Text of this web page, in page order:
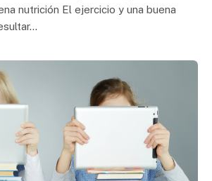
nutrición El ejercicio y una buena